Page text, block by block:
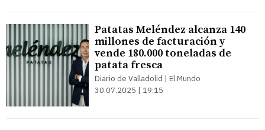
Patatas Meléndez alcanza 140
millones de facturación y
vende 180.000 toneladas de
patata fresca
Diario de Valladolid | El Mundo
30.07.2025 | 19:15